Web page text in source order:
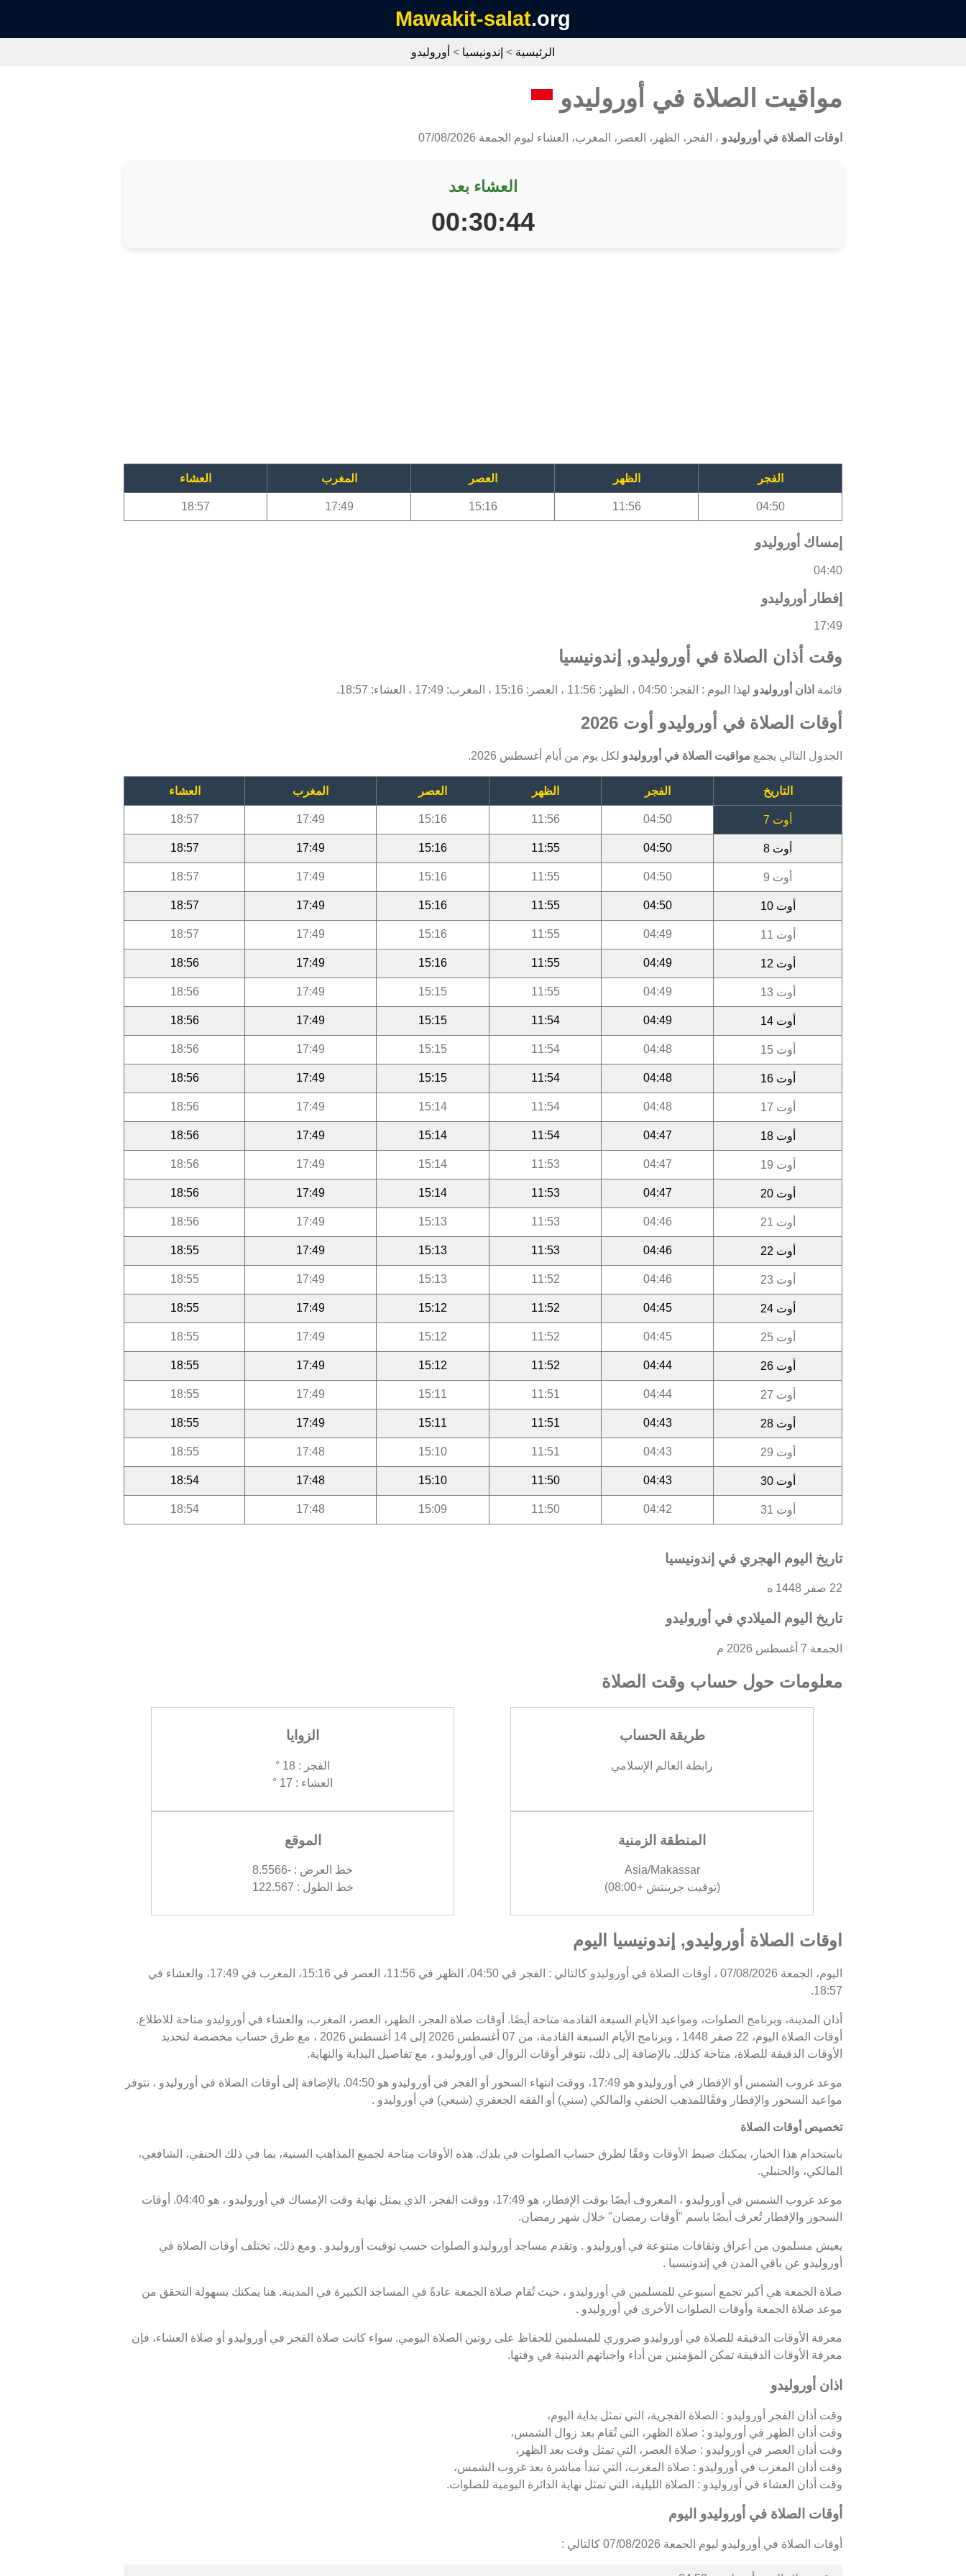
Mawakit-salat.org
الرئيسية > إندونيسيا > أوروليدو
مواقيت الصلاة في أوروليدو
اوقات الصلاة في أوروليدو ، الفجر، الظهر، العصر، المغرب، العشاء ليوم الجمعة 07/08/2026
العشاء بعد
00:30:43
الفجر الظهر العصر المغرب العشاء
04:50
11:56
15:16
17:49
18:57
إمساك أوروليدو
04:40
إفطار أوروليدو
17:49
وقت أذان الصلاة في أوروليدو, إندونيسيا
قائمة اذان أوروليدو لهذا اليوم : الفجر: 04:50 ، الظهر: 11:56 ، العصر: 15:16 ، المغرب: 17:49 ، العشاء: 18:57.
أوقات الصلاة في أوروليدو أوت 2026
الجدول التالي يجمع مواقيت الصلاة في أوروليدو لكل يوم من أيام أغسطس 2026.
التاريخ الفجر الظهر العصر المغرب العشاء
أوت 7 04:50
11:56
15:16
17:49
18:57
أوت 8 04:50
11:55
15:16
17:49
18:57
أوت 9 04:50
11:55
15:16
17:49
18:57
أوت 10 04:50
11:55
15:16
17:49
18:57
أوت 11 04:49
11:55
15:16
17:49
18:57
أوت 12 04:49
11:55
15:16
17:49
18:56
أوت 13 04:49
11:55
15:15
17:49
18:56
أوت 14 04:49
11:54
15:15
17:49
18:56
أوت 15 04:48
11:54
15:15
17:49
18:56
أوت 16 04:48
11:54
15:15
17:49
18:56
أوت 17 04:48
11:54
15:14
17:49
18:56
أوت 18 04:47
11:54
15:14
17:49
18:56
أوت 19 04:47
11:53
15:14
17:49
18:56
أوت 20 04:47
11:53
15:14
17:49
18:56
أوت 21 04:46
11:53
15:13
17:49
18:56
أوت 22 04:46
11:53
15:13
17:49
18:55
أوت 23 04:46
11:52
15:13
17:49
18:55
أوت 24 04:45
11:52
15:12
17:49
18:55
أوت 25 04:45
11:52
15:12
17:49
18:55
أوت 26 04:44
11:52
15:12
17:49
18:55
أوت 27 04:44
11:51
15:11
17:49
18:55
أوت 28 04:43
11:51
15:11
17:49
18:55
أوت 29 04:43
11:51
15:10
17:48
18:55
أوت 30 04:43
11:50
15:10
17:48
18:54
أوت 31 04:42
11:50
15:09
17:48
18:54
تاريخ اليوم الهجري في إندونيسيا
22 صفر 1448 ه
تاريخ اليوم الميلادي في أوروليدو
الجمعة 7 أغسطس 2026 م
معلومات حول حساب وقت الصلاة
طريقة الحساب
رابطة العالم الإسلامي
الزوايا
الفجر : 18 °
العشاء : 17 °
المنطقة الزمنية
Asia/Makassar
(توقيت جرينتش +08:00)
الموقع
خط العرض : -8.5566
خط الطول : 122.567
اوقات الصلاة أوروليدو, إندونيسيا اليوم
اليوم، الجمعة 07/08/2026 ، أوقات الصلاة في أوروليدو كالتالي : الفجر في 04:50، الظهر في 11:56، العصر في 15:16، المغرب في 17:49، والعشاء في
18:57.
أذان المدينة، وبرنامج الصلوات، ومواعيد الأيام السبعة القادمة متاحة أيضًا. أوقات صلاة الفجر، الظهر، العصر، المغرب، والعشاء في أوروليدو متاحة للاطلاع.
أوقات الصلاة اليوم، 22 صفر 1448 ، وبرنامج الأيام السبعة القادمة، من 07 أغسطس 2026 إلى 14 أغسطس 2026 ، مع طرق حساب مخصصة لتحديد
الأوقات الدقيقة للصلاة، متاحة كذلك. بالإضافة إلى ذلك، نتوفر أوقات الزوال في أوروليدو ، مع تفاصيل البداية والنهاية.
موعد غروب الشمس أو الإفطار في أوروليدو هو 17:49، ووقت انتهاء السحور أو الفجر في أوروليدو هو 04:50. بالإضافة إلى أوقات الصلاة في أوروليدو ، نتوفر
مواعيد السحور والإفطار وفقًاللمذهب الحنفي والمالكي (سني) أو الفقه الجعفري (شيعي) في أوروليدو .
تخصيص أوقات الصلاة
باستخدام هذا الخيار، يمكنك ضبط الأوقات وفقًا لطرق حساب الصلوات في بلدك. هذه الأوقات متاحة لجميع المذاهب السنية، بما في ذلك الحنفي، الشافعي،
المالكي، والحنبلي.
موعد غروب الشمس في أوروليدو ، المعروف أيضًا بوقت الإفطار، هو 17:49، ووقت الفجر، الذي يمثل نهاية وقت الإمساك في أوروليدو ، هو 04:40. أوقات
السحور والإفطار تُعرف أيضًا باسم "أوقات رمضان" خلال شهر رمضان.
يعيش مسلمون من أعراق وثقافات متنوعة في أوروليدو . وتقدم مساجد أوروليدو الصلوات حسب توقيت أوروليدو . ومع ذلك، تختلف أوقات الصلاة في
أوروليدو عن باقي المدن في إندونيسيا .
صلاة الجمعة هي أكبر تجمع أسبوعي للمسلمين في أوروليدو ، حيث تُقام صلاة الجمعة عادةً في المساجد الكبيرة في المدينة. هنا يمكنك بسهولة التحقق من
موعد صلاة الجمعة وأوقات الصلوات الأخرى في أوروليدو .
معرفة الأوقات الدقيقة للصلاة في أوروليدو ضروري للمسلمين للحفاظ على روتين الصلاة اليومي. سواء كانت صلاة الفجر في أوروليدو أو صلاة العشاء، فإن
معرفة الأوقات الدقيقة تمكن المؤمنين من أداء واجباتهم الدينية في وقتها.
اذان أوروليدو
وقت أذان الفجر أوروليدو : الصلاة الفجرية، التي تمثل بداية اليوم،
وقت أذان الظهر في أوروليدو : صلاة الظهر، التي تُقام بعد زوال الشمس،
وقت أذان العصر في أوروليدو : صلاة العصر، التي تمثل وقت بعد الظهر،
وقت أذان المغرب في أوروليدو : صلاة المغرب، التي تبدأ مباشرة بعد غروب الشمس،
وقت أذان العشاء في أوروليدو : الصلاة الليلية، التي تمثل نهاية الدائرة اليومية للصلوات.
أوقات الصلاة في أوروليدو اليوم
أوقات الصلاة في أوروليدو ليوم الجمعة 07/08/2026 كالتالي :